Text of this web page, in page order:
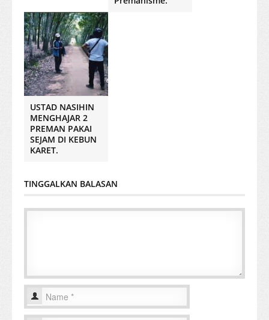
USTAD NASIHIN
MENGHAJAR 2
PREMAN PAKAI
SEJAM DI KEBUN
KARET.
TINGGALKAN BALASAN